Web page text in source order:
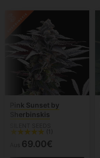
Pink Sunset by
Sherbinskis
(1)
69.00€